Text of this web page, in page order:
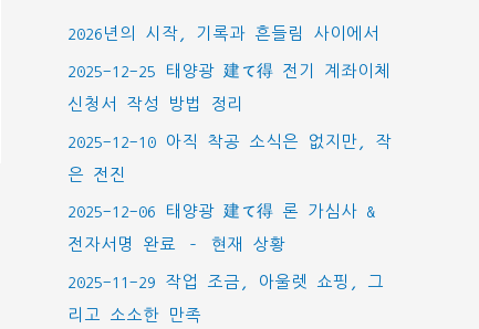
2026년의 시작, 기록과 흔들림 사이에서
2025-12-25 태양광 建て得 전기 계좌이체
신청서 작성 방법 정리
2025-12-10 아직 착공 소식은 없지만, 작
은 전진
2025-12-06 태양광 建て得 론 가심사 &
전자서명 완료 – 현재 상황
2025-11-29 작업 조금, 아울렛 쇼핑, 그
리고 소소한 만족